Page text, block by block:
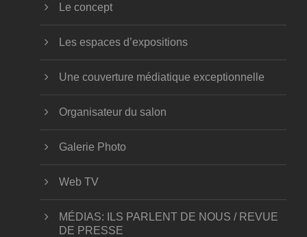
Le concept
Les espaces d’expositions
Une couverture médiatique exceptionnelle
Organisateur du salon
Galerie Photo
Web TV
MÉDIAS: ILS PARLENT DE NOUS / REVUE
DE PRESSE